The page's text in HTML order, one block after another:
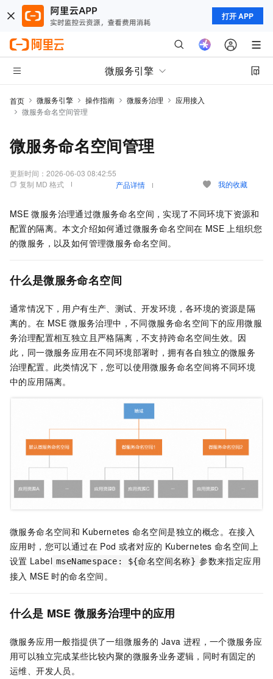
打开 APP
微服务引擎
首页 微服务引擎 操作指南 微服务治理
应用接入
微服务命名空间管理
微服务命名空间管理
更新时间： 2026-06-03 08:42:55
复制 MD 格式
产品详情 我的收藏
MSE 微服务治理通过微服务命名空间，实现了不同环境下资源和
配置的隔离。本文介绍如何通过微服务命名空间在 MSE 上组织您
的微服务，以及如何管理微服务命名空间。
什么是微服务命名空间
通常情况下，用户有生产、测试、开发环境，各环境的资源是隔
离的。在 MSE 微服务治理中，不同微服务命名空间下的应用微服
务治理配置相互独立且严格隔离，不支持跨命名空间生效。因
此，同一微服务应用在不同环境部署时，拥有各自独立的微服务
治理配置。此类情况下，您可以使用微服务命名空间将不同环境
中的应用隔离。
微服务命名空间和 Kubernetes 命名空间是独立的概念。在接入
应用时，您可以通过在 Pod 或者对应的 Kubernetes 命名空间上
设置 Label mseNamespace: ${命名空间名称} 参数来指定应用
接入 MSE 时的命名空间。
什么是 MSE 微服务治理中的应用
微服务应用一般指提供了一组微服务的 Java 进程，一个微服务应
用可以独立完成某些比较内聚的微服务业务逻辑，同时有固定的
运维、开发人员。